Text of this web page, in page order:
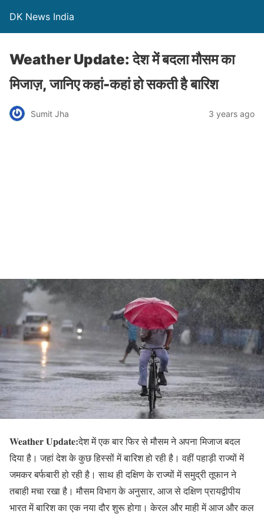
DK News India
Weather Update: देश में बदला मौसम का
मिजाज़, जानिए कहां-कहां हो सकती है बारिश
Sumit Jha 3 years ago
Weather Update:देश में एक बार फिर से मौसम ने अपना मिजाज बदल
दिया है। जहां देश के कुछ हिस्सों में बारिश हो रही है। वहीं पहाड़ी राज्यों में
जमकर बर्फबारी हो रही है। साथ ही दक्षिण के राज्यों में समुद्री तूफान‌ ने
तबाही मचा रखा है। मौसम विभाग के अनुसार, आज से दक्षिण प्रायद्वीपीय
भारत में बारिश का एक नया दौर शुरू होगा। केरल और माही में आज और कल